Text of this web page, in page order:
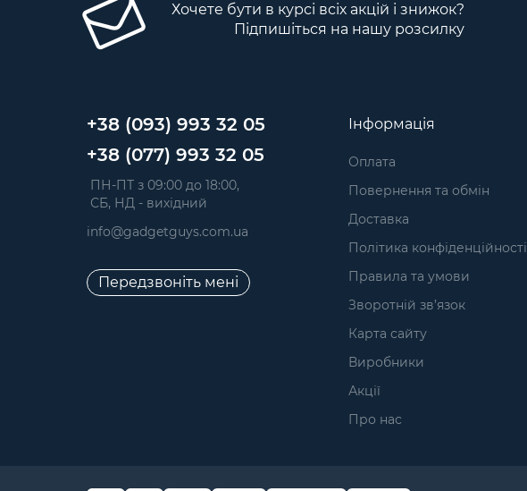
Хочете бути в курсі всіх акцій і знижок?
Підпишіться на нашу розсилку
+38 (093) 993 32 05
+38 (077) 993 32 05
ПН-ПТ з 09:00 до 18:00,
СБ, НД - вихідний
info@gadgetguys.com.ua
Передзвоніть мені
Інформація
Оплата
Повернення та обмін
Доставка
Політика конфіденційності
Правила та умови
Зворотній зв’язок
Карта сайту
Виробники
Акції
Про нас